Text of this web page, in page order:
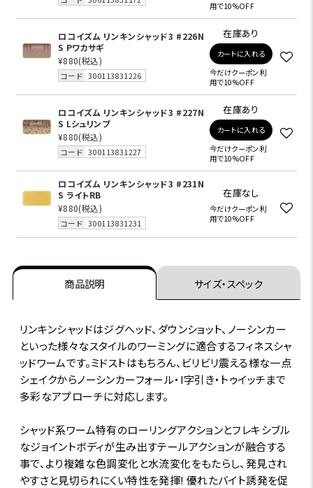
用で10%OFF
ロコイズム リンキンシャッド3 #226N
S Pワカサギ
¥880(税込)
コード 300113831226
在庫あり
カートに入れる
今だけクーポン利
用で10%OFF
ロコイズム リンキンシャッド3 #227N
S Lシュリンプ
¥880(税込)
コード 300113831227
在庫あり
カートに入れる
今だけクーポン利
用で10%OFF
ロコイズム リンキンシャッド3 #231N
S ライトRB
¥880(税込)
コード 300113831231
在庫なし
今だけクーポン利
用で10%OFF
商品説明 サイズ・スペック
リンキンシャッドはジグヘッド、ダウンショット、ノーシンカー
といった様々なスタイルのワーミングに適合するフィネスシャ
ッドワームです。ミドストはもちろん、ビリビリ震える様な一点
シェイクからノーシンカーフォール・I字引き・トゥイッチまで
多彩なアプローチに対応します。
シャッド系ワーム特有のローリングアクションとフレキシブル
なジョイントボディが生み出すテールアクションが融合する
事で、より複雑な色調変化と水流変化をもたらし、発見され
やすさと見切られにくい特性を発揮! 優れたバイト誘発を促